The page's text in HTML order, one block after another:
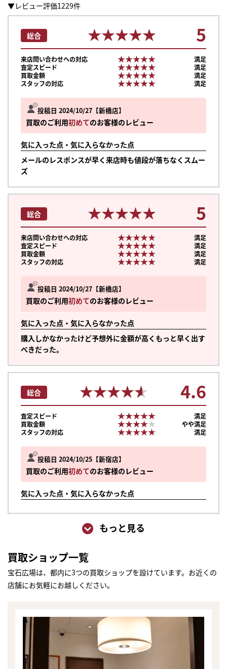
▼レビュー評価1229件
投稿日 2024/10/27 新橋店
買取のご利用初めてのお客様のレビュー
気に入った点・気に入らなかった点
メールのレスポンスが早く来店時も値段が落ちなくスムー
ズ
総合 ★★★★★
★★★★★ 5
来店問い合わせへの対応 ★★★★★
★★★★★
満足
査定スピード
★★★★★
★★★★★
満足
買取金額
★★★★★
★★★★★
満足
スタッフの対応
★★★★★
★★★★★ 満足
投稿日 2024/10/27 新橋店
買取のご利用初めてのお客様のレビュー
気に入った点・気に入らなかった点
購入しかなかったけど予想外に金額が高くもっと早く出す
べきだった。
総合 ★★★★★
★★★★★ 5
来店問い合わせへの対応 ★★★★★
★★★★★
満足
査定スピード
★★★★★
★★★★★
満足
買取金額
★★★★★
★★★★★
満足
スタッフの対応
★★★★★
★★★★★ 満足
投稿日 2024/10/25 新宿店
買取のご利用初めてのお客様のレビュー
気に入った点・気に入らなかった点
総合 ★★★★★
★★★★★ 4.6
査定スピード ★★★★★
★★★★★
満足
買取金額
★★★★★
★★★★★
やや満足
スタッフの対応
★★★★★
★★★★★ 満足
もっと見る
買取ショップ一覧
宝石広場は、都内に3つの買取ショップを設けています。お近くの
店舗にお気軽にお越しください。
まずは
かんたん30秒でお試し査定